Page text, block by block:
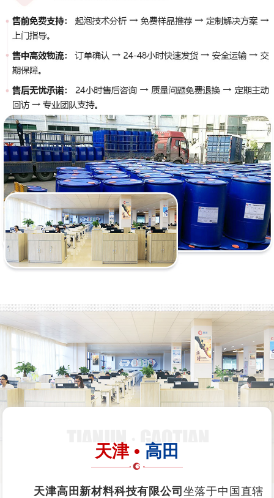
天津 • 高田
天津高田新材料科技有限公司 坐落于中国直辖